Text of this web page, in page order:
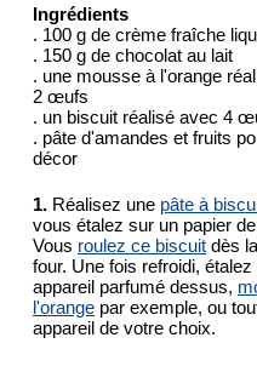
Ingrédients
. 100 g de crème fraîche
. 150 g de chocolat au lait
. une mousse à l'orange
2 œufs
. un biscuit réalisé avec 4
. pâte d'amandes et fruits
décor
1. Réalisez une pâte à
vous étalez sur un papier
Vous roulez ce biscuit dès
four. Une fois refroidi, étalez
appareil parfumé dessus,
l'orange par exemple, ou
appareil de votre choix.